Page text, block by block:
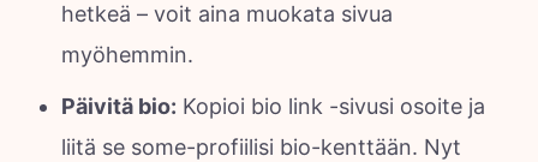
hetkeä – voit aina muokata sivua
myöhemmin.
Päivitä bio: Kopioi bio link -sivusi osoite ja
liitä se some-profiilisi bio-kenttään. Nyt